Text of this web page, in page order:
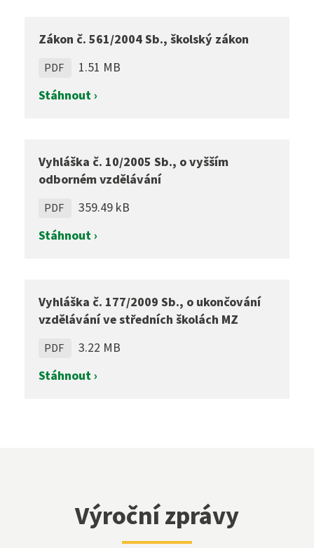
Zákon č. 561/2004 Sb., školský zákon
PDF
1.51 MB
Stáhnout ›
Vyhláška č. 10/2005 Sb., o vyšším
odborném vzdělávání
PDF
359.49 kB
Stáhnout ›
Vyhláška č. 177/2009 Sb., o ukončování
vzdělávání ve středních školách MZ
PDF
3.22 MB
Stáhnout ›
Výroční zprávy